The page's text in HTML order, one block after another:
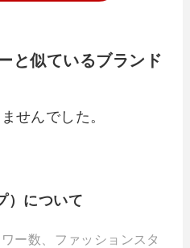
と似ているブランド
せんでした。
）について
ー数、ファッションスタ